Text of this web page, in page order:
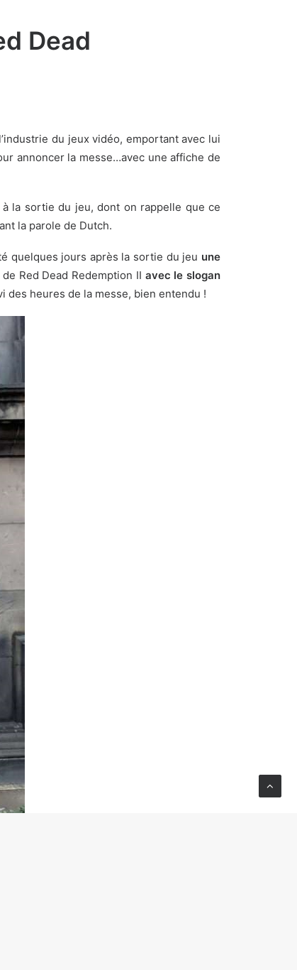
Dead
du jeux vidéo, emportant avec lui
annoncer la messe…avec une affiche de
à la sortie du jeu, dont on rappelle que ce
la parole de Dutch.
quelques jours après la sortie du jeu une
Red Dead Redemption II avec le slogan
des heures de la messe, bien entendu !